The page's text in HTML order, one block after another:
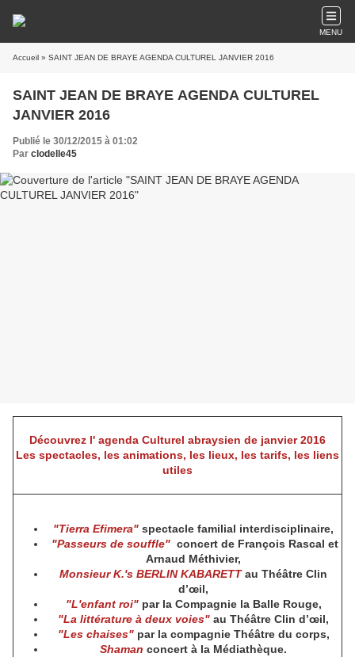
MENU
Accueil » SAINT JEAN DE BRAYE AGENDA CULTUREL JANVIER 2016
SAINT JEAN DE BRAYE AGENDA CULTUREL
JANVIER 2016
Publié le 30/12/2015 à 01:02
Par clodelle45
Découvrez l' agenda Culturel abraysien de janvier 2016
Les spectacles, les animations, les lieux, les tarifs, les liens
utiles
"Tierra Efimera" spectacle familial interdisciplinaire,
"Passeurs de souffle" concert de François Rascal et
Arnaud Méthivier,
Monsieur K.'s BERLIN KABARETTau Théâtre Clin
d’œil,
"L'enfant roi" par la Compagnie la Balle Rouge,
"La littérature à deux voies" au Théâtre Clin d’œil,
"Les chaises" par la compagnie Théâtre du corps,
Shaman concert à la Médiathèque.